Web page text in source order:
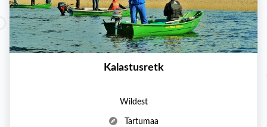
Kalastusretk
Wildest
Tartumaa